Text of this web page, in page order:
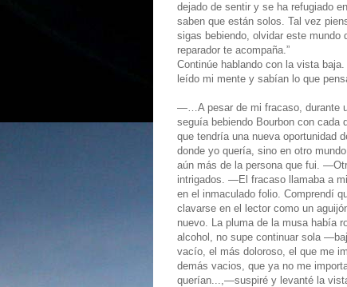
dejado de sentir y se ha refugiado
saben que están solos. Tal vez
sigas bebiendo, olvidar este
reparador te acompaña.”
Continúe hablando con la vista
leído mi mente y sabían lo que
—…A pesar de mi fracaso, durante
seguía bebiendo Bourbon con cada
que tendría una nueva oportunidad
donde yo quería, sino en otro
aún más de la persona que fui.
intrigados. —El fracaso llamaba a
en el inmaculado folio. Comprendí
clavarse en el lector como un
nuevo. La pluma de la musa había
alcohol, no supe continuar sola
vacío, el más doloroso, el que me
demás vacios, que ya no me
querían...,—suspiré y levanté la